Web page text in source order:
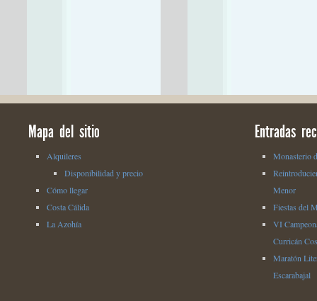
Mapa del sitio
Alquileres
Disponibilidad y precio
Cómo llegar
Costa Cálida
La Azohía
Entradas
Monasterio
Menor
Fiestas del
VI
Curricán
Maratón
Escarabajal